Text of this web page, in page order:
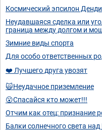
Космический эпсилон Денди
Неудавшаяся сделка или
граница между долгом и
Зимние виды спорта
Для особо ответственных
❤️ Лучшего друга увозят
🙀Неудачное приземление
😮Спасайся кто может!!!
Отчим как отец: признание
Балки солнечного света